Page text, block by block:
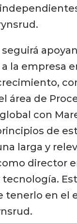
la empresa
área de
con
de
larga y
director
tenerlo en el